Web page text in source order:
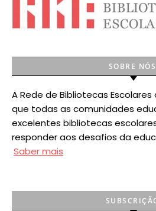
SOBRE NÓS
A Rede de Bibliotecas
que todas as comunidades
excelentes bibliotecas
responder aos desafios da
Saber mais